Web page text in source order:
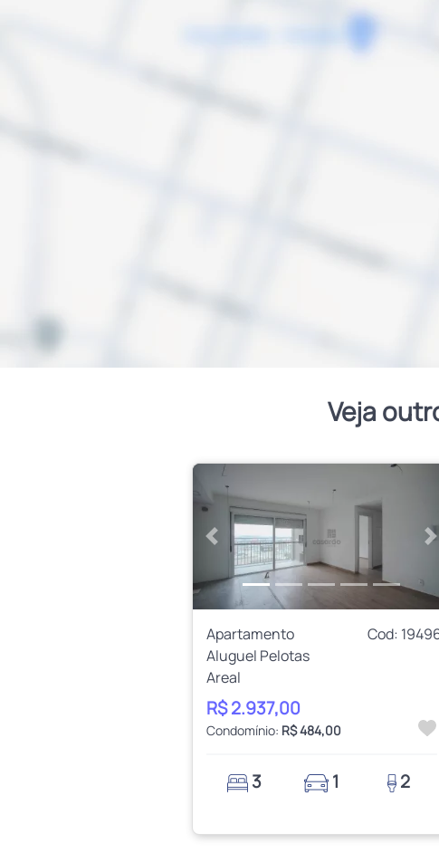
Veja
Anterior
Apartamento
Cod:
Aluguel Pelotas
Areal
R$ 2.937,00
Condomínio: R$ 484,00
3 1 2